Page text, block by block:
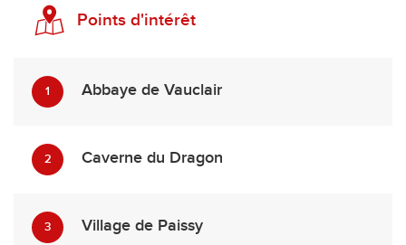
Points d'intérêt
1 Abbaye de Vauclair
2 Caverne du Dragon
3 Village de Paissy